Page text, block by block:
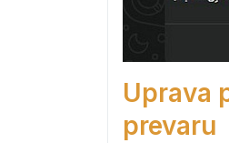
Uprava
prevaru